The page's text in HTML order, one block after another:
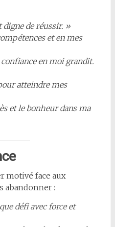
digne de réussir. »
et en mes
en moi grandit.
atteindre mes
et le bonheur dans ma
motivé face aux
abandonner :
défi avec force et